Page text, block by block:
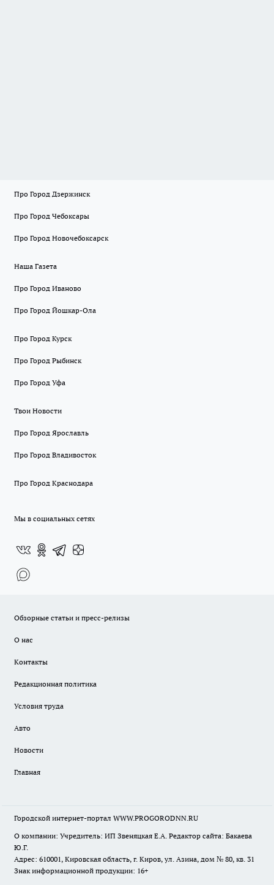
Про Город Дзержинск
Про Город Чебоксары
Про Город Новочебоксарск
Наша Газета
Про Город Иваново
Про Город Йошкар-Ола
Про Город Курск
Про Город Рыбинск
Про Город Уфа
Твои Новости
Про Город Ярославль
Про Город Владивосток
Про Город Краснодара
Мы в социальных сетях
Обзорные статьи и пресс-релизы
О нас
Контакты
Редакционная политика
Условия труда
Авто
Новости
Главная
Городской интернет-портал WWW.PROGORODNN.RU
О компании: Учредитель: ИП Звеняцкая Е.А. Редактор сайта: Бакаева
Ю.Г.
Адрес: 610001, Кировская область, г. Киров, ул. Азина, дом № 80, кв. 31
Знак информационной продукции: 16+